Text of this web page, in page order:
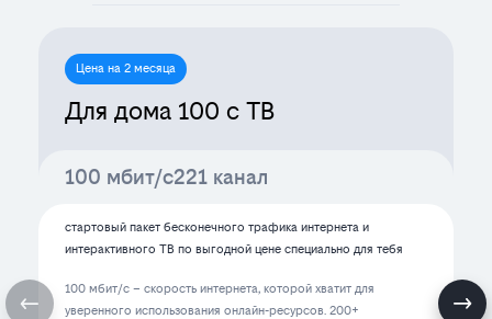
в
2025
билайн
2026
Цена на 2 месяца
Для дома 100 с ТВ
100 мбит/с221 канал
стартовый пакет бесконечного трафика интернета и
интерактивного ТВ по выгодной цене специально для тебя
100 мбит/с – скорость интернета, которой хватит для
уверенного использования онлайн-ресурсов. 200+